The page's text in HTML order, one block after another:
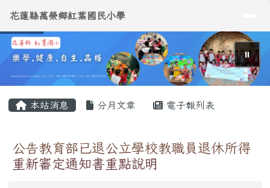
花蓮縣萬榮鄉紅葉國民小學
導覽列
花蓮縣萬榮鄉紅葉國民小學
⏸
本站消息 分月文章 電子報列表
公告教育部已退公立學校教職員退休所得
重新審定通知書重點說明